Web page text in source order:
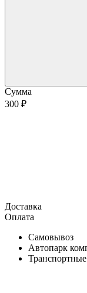
Сумма
300 ₽
Доставка
Оплата
Самовывоз
Автопарк